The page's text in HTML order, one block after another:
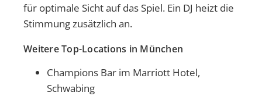
für optimale Sicht auf das Spiel. Ein DJ heizt die
Stimmung zusätzlich an.
Weitere Top-Locations in München
Champions Bar im Marriott Hotel,
Schwabing